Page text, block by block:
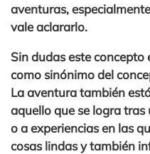
aventuras,
vale aclararlo.
Sin dudas este concepto
como sinónimo del
La aventura también
aquello que se logra
o a experiencias en las
cosas lindas y también